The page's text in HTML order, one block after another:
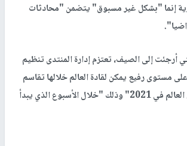
إنما "بشكل غير مسبوق" يتضمن "محادثات
أرجئت إلى الصيف، تعتزم إدارة المنتدى تنظيم
مستوى رفيع يمكن لقادة العالم خلالها تقاسم
وجهات نظرهم حول العالم في 2021" وذلك "خلال الأسبوع الذي يبدأ